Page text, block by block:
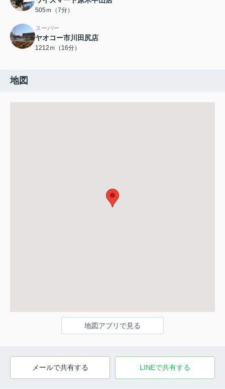
505ｍ（7分）
スーパー
ヤオコー市川田尻店
1212ｍ（16分）
地図
地図アプリで見る
メールで共有する LINEで共有する